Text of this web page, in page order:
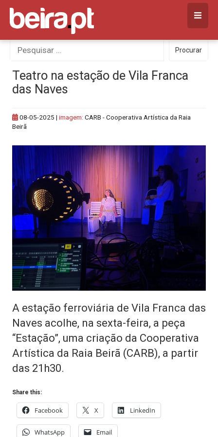
Skip
content
Procurar
por:
Procurar
Teatro na estação de Vila Franca
das Naves
08-05-2025 | imagem: CARB - Cooperativa Artística da Raia
Beirã
A estação ferroviária de Vila Franca das
Naves acolhe, na sexta-feira, a peça
“Estação”, uma criação da Cooperativa
Artística da Raia Beirã (CARB), a partir
das 21h30.
Share this:
Facebook X LinkedIn
WhatsApp Email